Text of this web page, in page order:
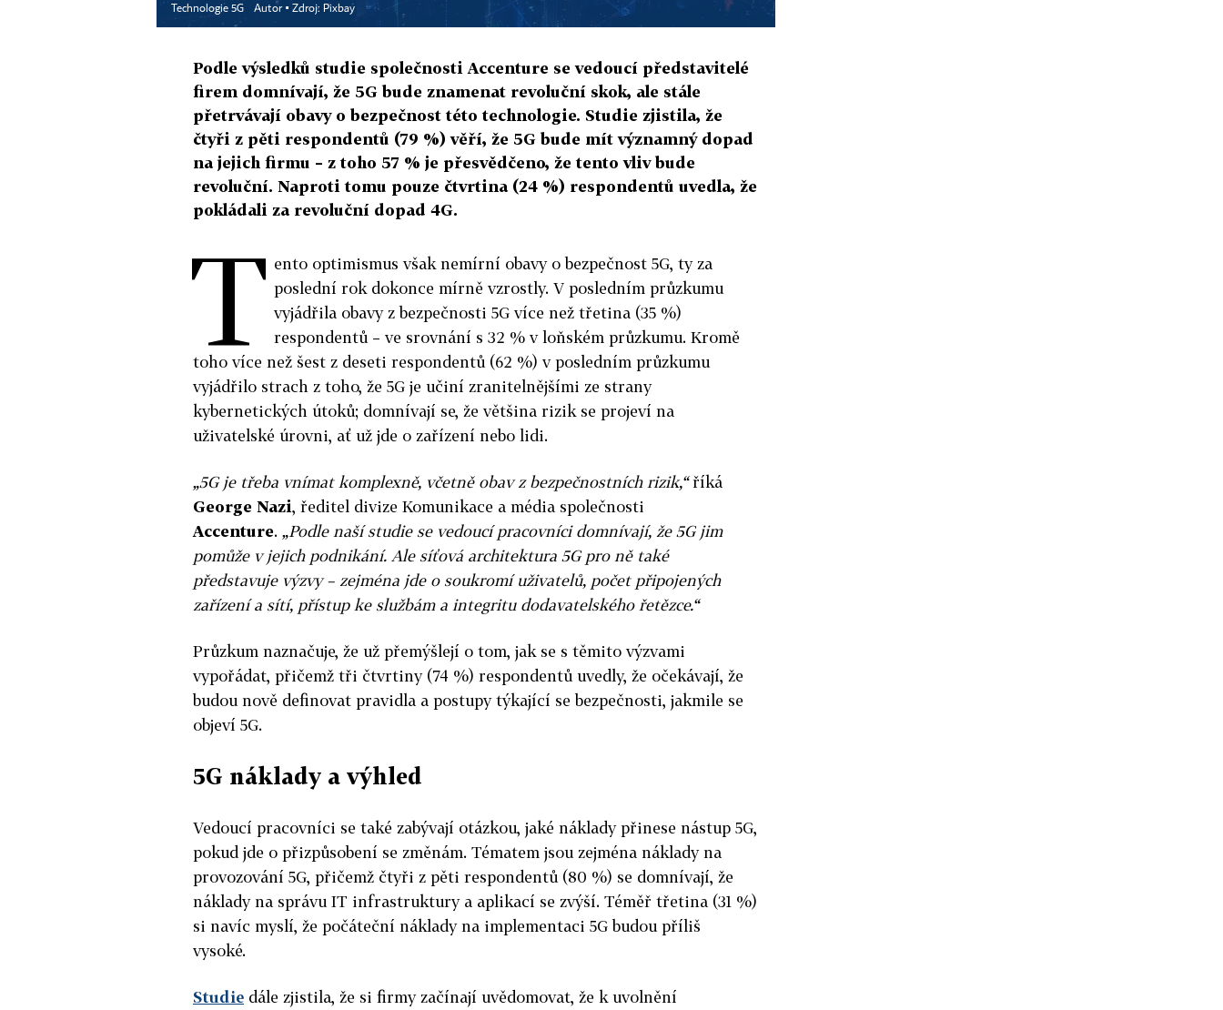
Technologie 5G Autor ▪ Zdroj: Pixbay
Podle výsledků studie společnosti Accenture se vedoucí představitelé
firem domnívají, že 5G bude znamenat revoluční skok, ale stále
přetrvávají obavy o bezpečnost této technologie. Studie zjistila, že
čtyři z pěti respondentů (79 %) věří, že 5G bude mít významný dopad
na jejich firmu – z toho 57 % je přesvědčeno, že tento vliv bude
revoluční. Naproti tomu pouze čtvrtina (24 %) respondentů uvedla, že
pokládali za revoluční dopad 4G.
T ento optimismus však nemírní obavy o bezpečnost 5G, ty za
poslední rok dokonce mírně vzrostly. V posledním průzkumu
vyjádřila obavy z bezpečnosti 5G více než třetina (35 %)
respondentů – ve srovnání s 32 % v loňském průzkumu. Kromě
toho více než šest z deseti respondentů (62 %) v posledním průzkumu
vyjádřilo strach z toho, že 5G je učiní zranitelnějšími ze strany
kybernetických útoků; domnívají se, že většina rizik se projeví na
uživatelské úrovni, ať už jde o zařízení nebo lidi.
„5G je třeba vnímat komplexně, včetně obav z bezpečnostních rizik,“říká
George Nazi, ředitel divize Komunikace a média společnosti
Accenture. „Podle naší studie se vedoucí pracovníci domnívají, že 5G jim
pomůže v jejich podnikání. Ale síťová architektura 5G pro ně také
představuje výzvy – zejména jde o soukromí uživatelů, počet připojených
zařízení a sítí, přístup ke službám a integritu dodavatelského řetězce.“
Průzkum naznačuje, že už přemýšlejí o tom, jak se s těmito výzvami
vypořádat, přičemž tři čtvrtiny (74 %) respondentů uvedly, že očekávají, že
budou nově definovat pravidla a postupy týkající se bezpečnosti, jakmile se
objeví 5G.
5G náklady a výhled
Vedoucí pracovníci se také zabývají otázkou, jaké náklady přinese nástup 5G,
pokud jde o přizpůsobení se změnám. Tématem jsou zejména náklady na
provozování 5G, přičemž čtyři z pěti respondentů (80 %) se domnívají, že
náklady na správu IT infrastruktury a aplikací se zvýší. Téměř třetina (31 %)
si navíc myslí, že počáteční náklady na implementaci 5G budou příliš
vysoké.
Studie dále zjistila, že si firmy začínají uvědomovat, že k uvolnění